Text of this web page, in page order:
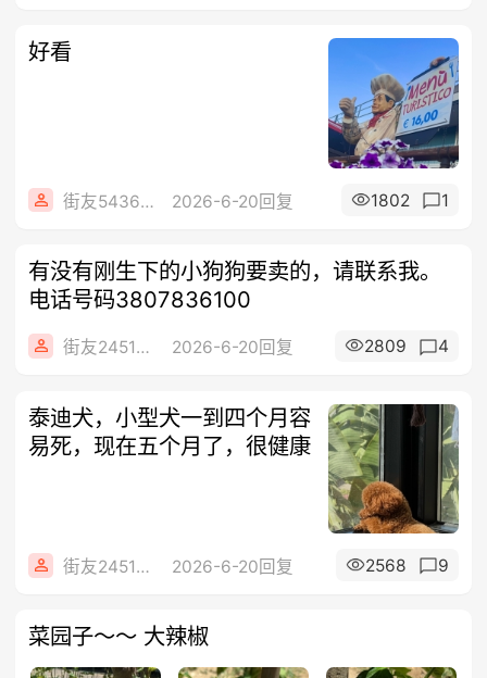
好看
街友54369822 2026-6-20回复 1802 1
有没有刚生下的小狗狗要卖的，请联系我。
电话号码3807836100
街友24516488 2026-6-20回复 2809 4
泰迪犬，小型犬一到四个月容
易死，现在五个月了，很健康
街友24516488 2026-6-20回复 2568 9
菜园子～～ 大辣椒